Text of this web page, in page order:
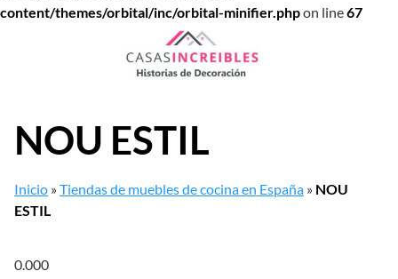
content/themes/orbital/inc/orbital-minifier.phpon line67
NOU ESTIL
Inicio »Tiendas de muebles de cocina en España » NOU
ESTIL
0.000